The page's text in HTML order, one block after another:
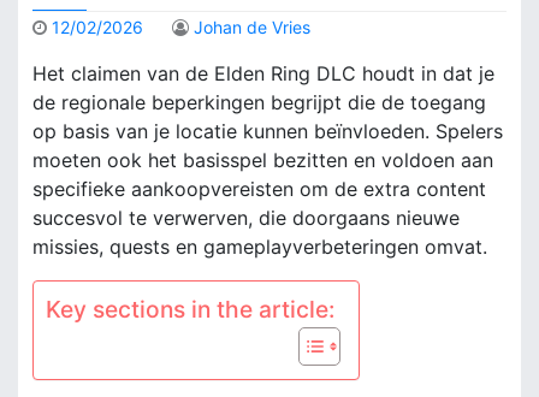
12/02/2026 Johan de Vries
Het claimen van de Elden Ring DLC houdt in dat je
de regionale beperkingen begrijpt die de toegang
op basis van je locatie kunnen beïnvloeden. Spelers
moeten ook het basisspel bezitten en voldoen aan
specifieke aankoopvereisten om de extra content
succesvol te verwerven, die doorgaans nieuwe
missies, quests en gameplayverbeteringen omvat.
Key sections in the article: